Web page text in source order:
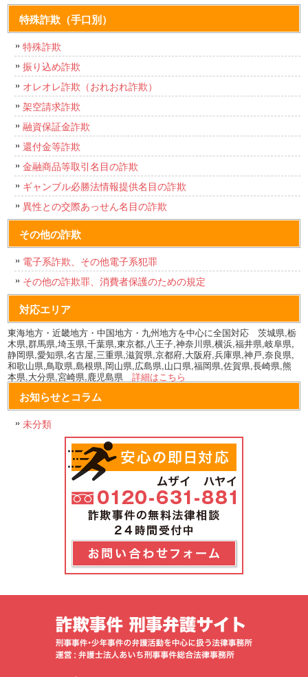
特殊詐欺（手口別）
特殊詐欺
振り込め詐欺
オレオレ詐欺（おれおれ詐欺）
架空請求詐欺
融資保証金詐欺
還付金等詐欺
金融商品等取引名目の詐欺
ギャンブル必勝法情報提供名目の詐欺
異性との交際あっせん名目の詐欺
その他の詐欺
電子系詐欺、その他電子系犯罪
その他の詐欺罪、消費者保護のための規定
対応エリア
東海地方・近畿地方・中国地方・九州地方を中心に全国対応 茨城県,栃
木県,群馬県,埼玉県,千葉県,東京都,八王子,神奈川県,横浜,福井県,岐阜県,
静岡県,愛知県,名古屋,三重県,滋賀県,京都府,大阪府,兵庫県,神戸,奈良県,
和歌山県,鳥取県,島根県,岡山県,広島県,山口県,福岡県,佐賀県,長崎県,熊
本県,大分県,宮崎県,鹿児島県詳細はこちら
お知らせとコラム
未分類